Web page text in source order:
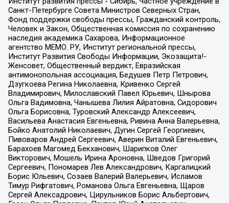
Санкт-Петербурге Совета Министров Северных Стран,
Фонд поддержки свободы прессы, Гражданский контроль,
Человек и Закон, Общественная комиссия по сохранению
наследия академика Сахарова, Информационное
агентство МЕМО. РУ, Институт региональной прессы,
Институт Развития Свободы Информации, Экозащита!-
Женсовет, Общественный вердикт, Евразийская
антимонопольная ассоциация, Бедушев Петр Петрович,
Дзугкоева Регина Николаевна, Кривенко Сергей
Владимирович, Милославский Павел Юрьевич, Шнырова
Ольга Вадимовна, Чанышева Лилия Айратовна, Сидорович
Ольга Борисовна, Туровский Александр Алексеевич,
Васильева Анастасия Евгеньевна, Ривина Анна Валерьевна,
Бойко Анатолий Николаевич, Дугин Сергей Георгиевич,
Пивоваров Андрей Сергеевич, Аверин Виталий Евгеньевич,
Барахоев Магомед Бекханович, Шарипков Олег
Викторович, Мошель Ирина Ароновна, Шведов Григорий
Сергеевич, Пономарев Лев Александрович, Каргалицкий
Борис Юльевич, Созаев Валерий Валерьевич, Исламов
Тимур Рифгатович, Романова Ольга Евгеньевна, Щаров
Сергей Алексадрович, Цирульников Борис Альбертович,